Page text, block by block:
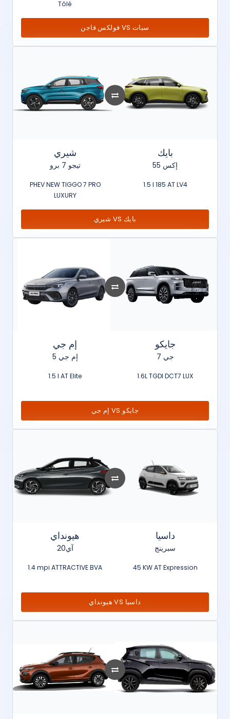
Tôlé
فولكس فاجن VS سيات
شيري
تيجو 7 برو
PHEV NEW TIGGO 7 PRO
LUXURY
بايك
إكس 55
1.5 l 185 AT LV4
شيري VS بايك
إم جي
إم جي 5
1.5 l AT Elite
جايكو
جي 7
1.6L TGDI DCT7 LUX
إم جي VS جايكو
هيونداي
آي20
1.4 mpi ATTRACTIVE BVA
داسيا
سبرينج
45 KW AT Expression
هيونداي VS داسيا